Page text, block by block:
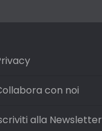
con noi
alla Newsletter